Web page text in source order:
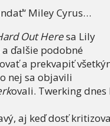
Miley Cyrus…
Out Heresa Lily
ďalšie podobné
a prekvapiť
nej sa objavili
ovali. Twerking dnes
aj keď dosť